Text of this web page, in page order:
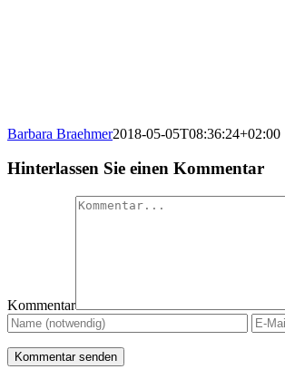
Barbara Braehmer2018-05-05T08:36:24+02:00
Hinterlassen Sie einen Kommentar
Kommentar